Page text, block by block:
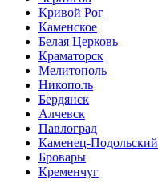
Кривой Рог
Каменское
Белая Церковь
Краматорск
Мелитополь
Никополь
Бердянск
Алчевск
Павлоград
Каменец-Подольский
Бровары
Кременчуг